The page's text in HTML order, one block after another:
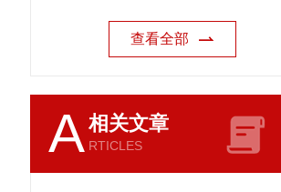
查看全部
A相关文章
RTICLES